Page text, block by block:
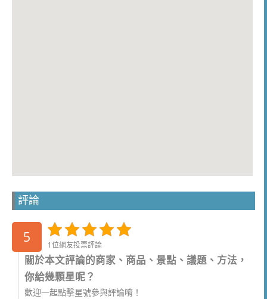
評論
5 1位網友投票評論
關於本文評論的商家、商品、景點、議題、方法，
你給幾顆星呢？
歡迎一起點擊星號參與評論唷！